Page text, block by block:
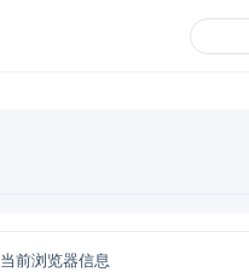
当前浏览器信息